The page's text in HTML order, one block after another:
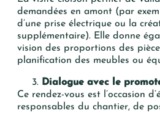
demandées en amont (par
d’une prise électrique ou la
supplémentaire). Elle donne
vision des proportions des
planification des meubles ou
Dialogue avec le
Ce rendez-vous est l’occasion
responsables du chantier, de